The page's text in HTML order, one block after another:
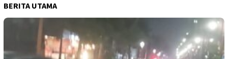
BERITA UTAMA